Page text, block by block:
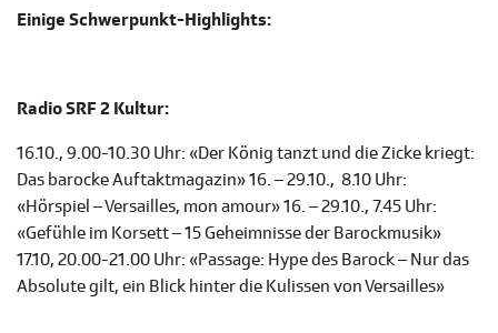
Einige Schwerpunkt-Highlights:
Radio SRF 2 Kultur:
16.10., 9.00-10.30 Uhr: «Der König tanzt und die Zicke kriegt:
Das barocke Auftaktmagazin» 16. – 29.10., 8.10 Uhr:
«Hörspiel – Versailles, mon amour» 16. – 29.10., 7.45 Uhr:
«Gefühle im Korsett – 15 Geheimnisse der Barockmusik»
17.10, 20.00-21.00 Uhr: «Passage: Hype des Barock – Nur das
Absolute gilt, ein Blick hinter die Kulissen von Versailles»